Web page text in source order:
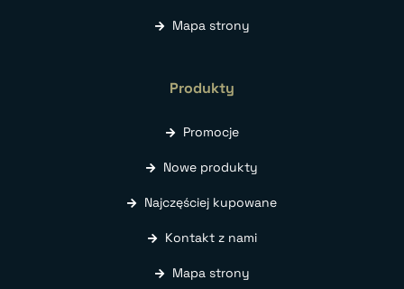
Mapa strony
Produkty
Promocje
Nowe produkty
Najczęściej kupowane
Kontakt z nami
Mapa strony